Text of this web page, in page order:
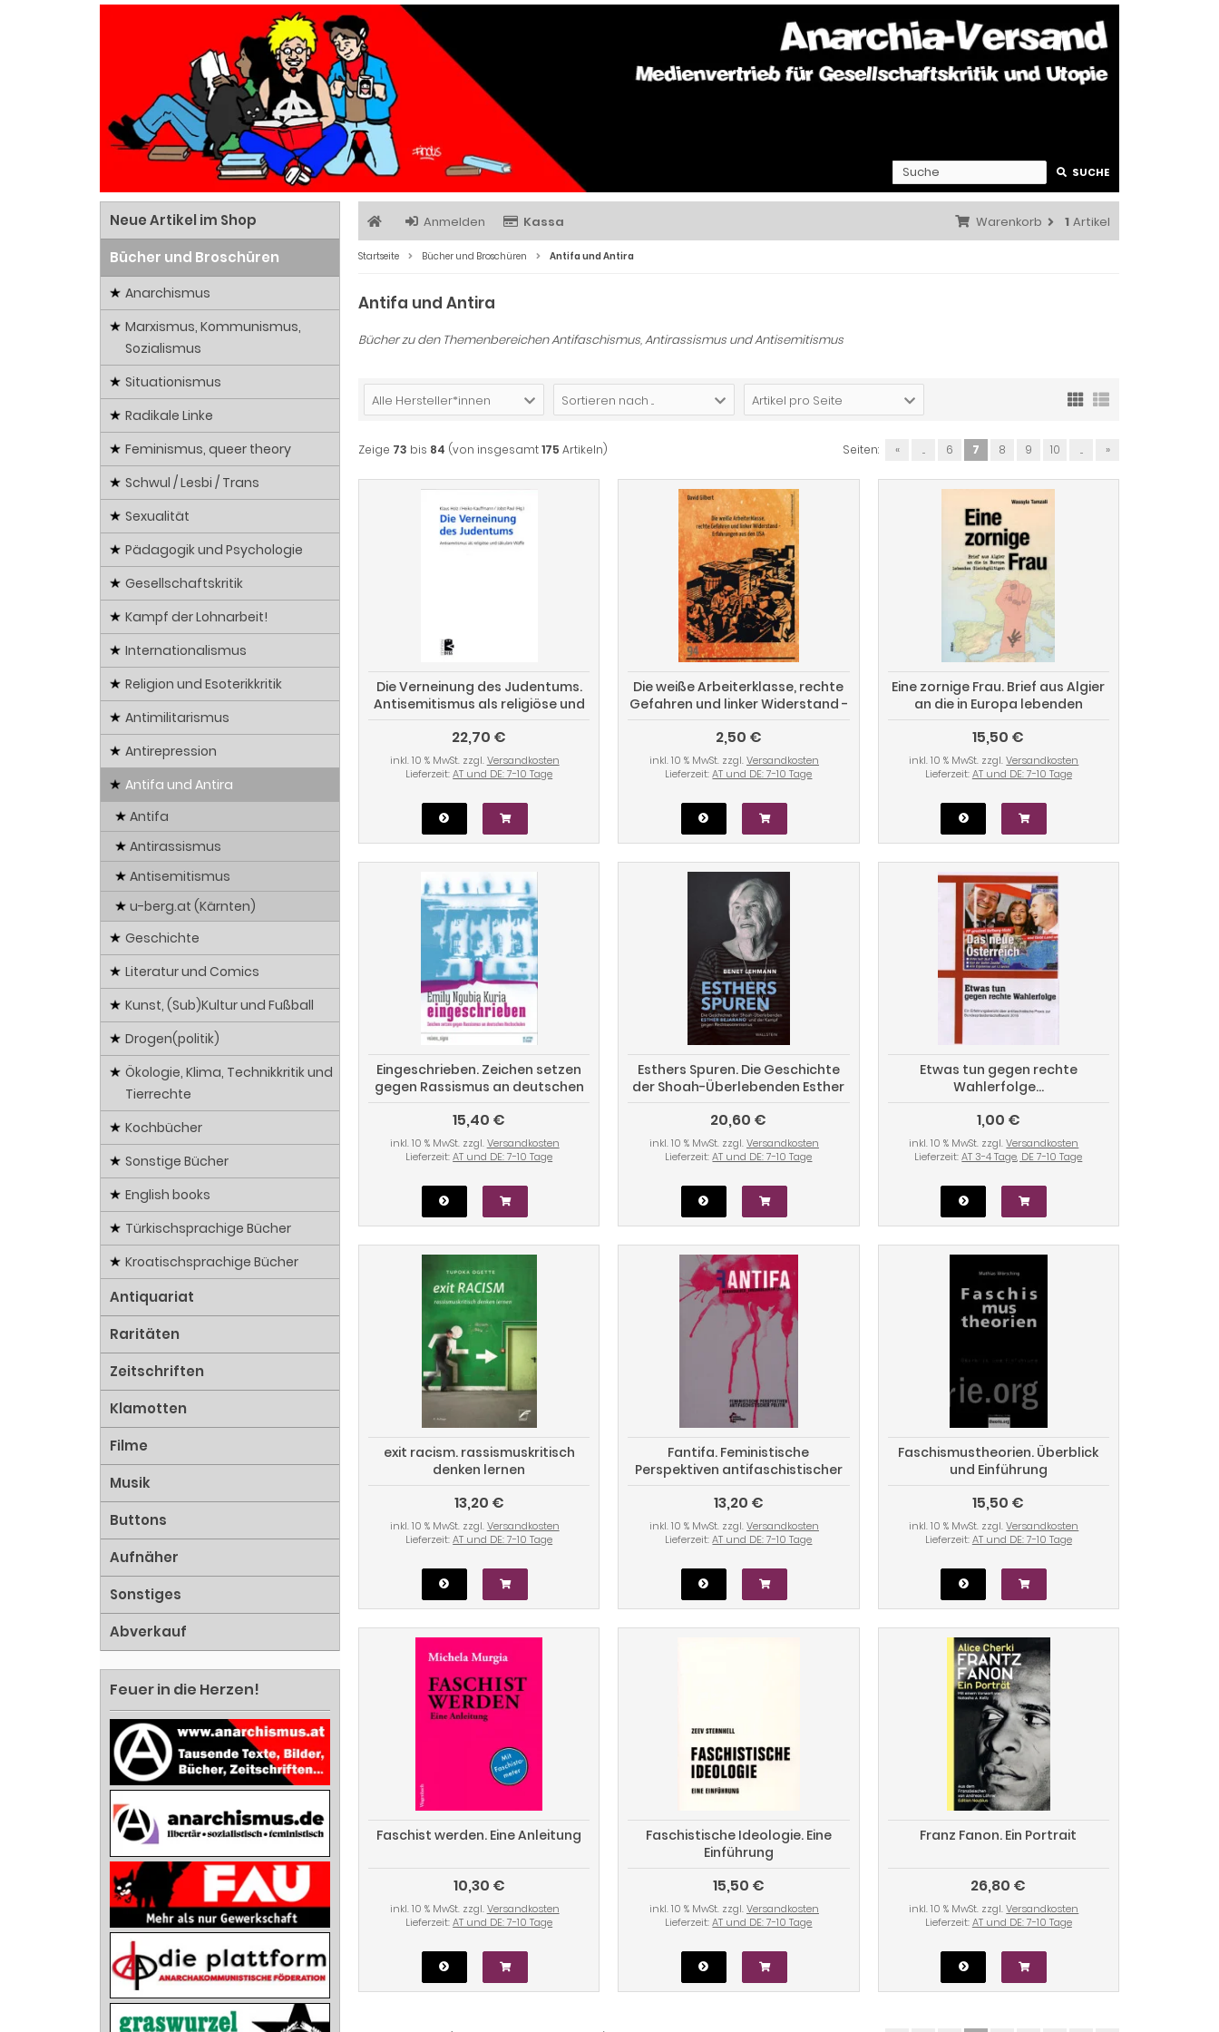
SUCHE
Anmelden Kassa Warenkorb 1 Artikel
Startseite Bücher und Broschüren Antifa und Antira
Antifa und Antira
Bücher zu den Themenbereichen Antifaschismus, Antirassismus und Antisemitismus
Alle Hersteller*innen Sortieren nach ... Artikel pro Seite
Zeige 73 bis 84 (von insgesamt175 Artikeln) Seiten: « ... 6 7 8 9 10 ... »
Die Verneinung des Judentums.
Antisemitismus als religiöse und
säkulare Waffe
22,70 €
inkl. 10 % MwSt. zzgl.Versandkosten
Lieferzeit:AT und DE: 7-10 Tage
Die weiße Arbeiterklasse, rechte
Gefahren und linker Widerstand -
Erfahrungen aus den USA
2,50 €
inkl. 10 % MwSt. zzgl.Versandkosten
Lieferzeit:AT und DE: 7-10 Tage
Eine zornige Frau. Brief aus Algier
an die in Europa lebenden
Gleichgültigen
15,50 €
inkl. 10 % MwSt. zzgl.Versandkosten
Lieferzeit:AT und DE: 7-10 Tage
Eingeschrieben. Zeichen setzen
gegen Rassismus an deutschen
Hochschulen
15,40 €
inkl. 10 % MwSt. zzgl.Versandkosten
Lieferzeit:AT und DE: 7-10 Tage
Esthers Spuren. Die Geschichte
der Shoah-Überlebenden Esther
Bejarano und der Kampf gegen
Rechtsextremismus
20,60 €
inkl. 10 % MwSt. zzgl.Versandkosten
Lieferzeit:AT und DE: 7-10 Tage
Etwas tun gegen rechte
Wahlerfolge...
1,00 €
inkl. 10 % MwSt. zzgl.Versandkosten
Lieferzeit:AT 3-4 Tage, DE 7-10 Tage
exit racism. rassismuskritisch
denken lernen
13,20 €
inkl. 10 % MwSt. zzgl.Versandkosten
Lieferzeit:AT und DE: 7-10 Tage
Fantifa. Feministische
Perspektiven antifaschistischer
Politiken
13,20 €
inkl. 10 % MwSt. zzgl.Versandkosten
Lieferzeit:AT und DE: 7-10 Tage
Faschismustheorien. Überblick
und Einführung
15,50 €
inkl. 10 % MwSt. zzgl.Versandkosten
Lieferzeit:AT und DE: 7-10 Tage
Faschist werden. Eine Anleitung
10,30 €
inkl. 10 % MwSt. zzgl.Versandkosten
Lieferzeit:AT und DE: 7-10 Tage
Faschistische Ideologie. Eine
Einführung
15,50 €
inkl. 10 % MwSt. zzgl.Versandkosten
Lieferzeit:AT und DE: 7-10 Tage
Franz Fanon. Ein Portrait
26,80 €
inkl. 10 % MwSt. zzgl.Versandkosten
Lieferzeit:AT und DE: 7-10 Tage
Neue Artikel im Shop
Bücher und Broschüren
Anarchismus
Marxismus, Kommunismus,
Sozialismus
Situationismus
Radikale Linke
Feminismus, queer theory
Schwul / Lesbi / Trans
Sexualität
Pädagogik und Psychologie
Gesellschaftskritik
Kampf der Lohnarbeit!
Internationalismus
Religion und Esoterikkritik
Antimilitarismus
Antirepression
Antifa und Antira
Antifa
Antirassismus
Antisemitismus
u-berg.at (Kärnten)
Geschichte
Literatur und Comics
Kunst, (Sub)Kultur und Fußball
Drogen(politik)
Ökologie, Klima, Technikkritik und
Tierrechte
Kochbücher
Sonstige Bücher
English books
Türkischsprachige Bücher
Kroatischsprachige Bücher
Antiquariat
Raritäten
Zeitschriften
Klamotten
Filme
Musik
Buttons
Aufnäher
Sonstiges
Abverkauf
Feuer in die Herzen!